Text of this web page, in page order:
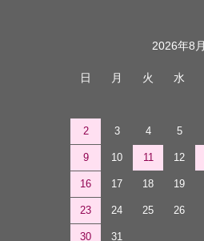
2026年8月
日 月 火 水
2 3 4 5
9 10 11 12
16 17 18 19
23 24 25 26
30 31